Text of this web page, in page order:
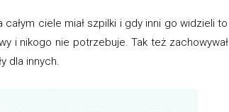
ciele miał szpilki i gdy inni go widzieli to
i nikogo nie potrzebuje. Tak też zachowywał
dla innych.